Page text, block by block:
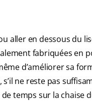
aller en dessous du
fabriquées en
d’améliorer sa
ne reste pas
temps sur la chaise